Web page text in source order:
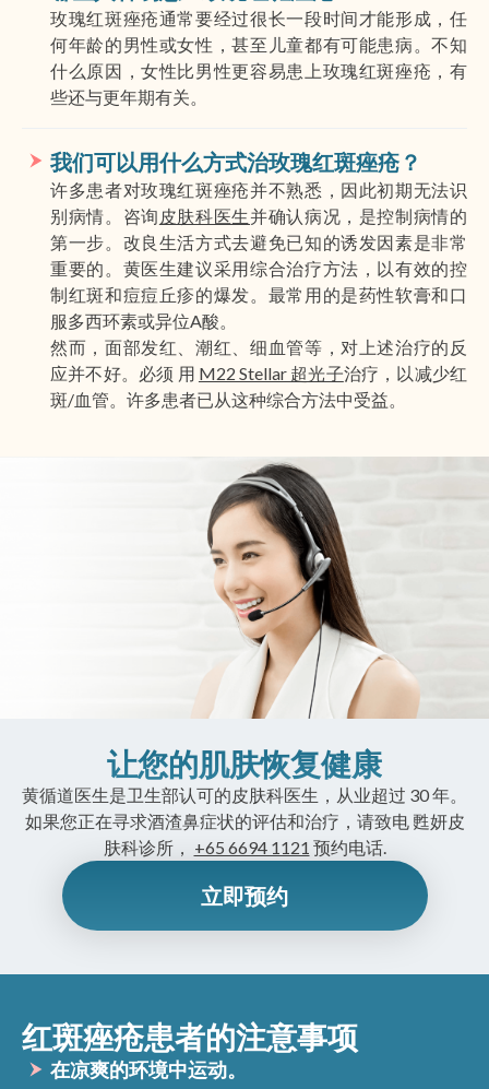
玫瑰红斑痤疮通常要经过很长一段时间才能形成，任
何年龄的男性或女性，甚至儿童都有可能患病。不知
什么原因，女性比男性更容易患上玫瑰红斑痤疮，有
些还与更年期有关。
我们可以用什么方式治玫瑰红斑痤疮？
许多患者对玫瑰红斑痤疮并不熟悉，因此初期无法识
别病情。咨询 皮肤科医生并确认病况，是控制病情的
第一步。改良生活方式去避免已知的诱发因素是非常
重要的。黄医生建议采用综合治疗方法，以有效的控
制红斑和痘痘丘疹的爆发。最常用的是药性软膏和口
服多西环素或异位A酸。
然而，面部发红、潮红、细血管等，对上述治疗的反
应并不好。必须 用 M22 Stellar 超光子治疗，以减少红
斑/血管。许多患者已从这种综合方法中受益。
让您的肌肤恢复健康
黄循道医生是卫生部认可的皮肤科医生，从业超过 30 年。
如果您正在寻求酒渣鼻症状的评估和治疗，请致电 甦妍皮
肤科诊所， +65 6694 1121 预约电话.
立即预约
红斑痤疮患者的注意事项
在凉爽的环境中运动。